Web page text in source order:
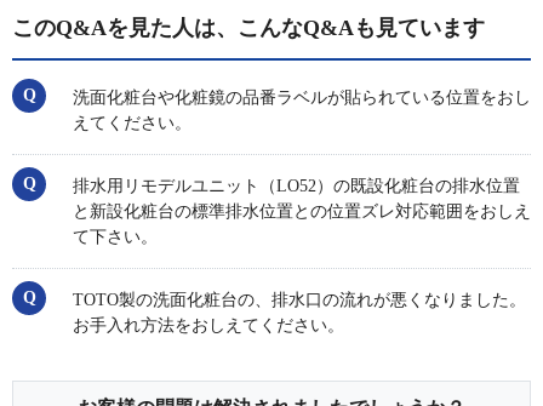
このQ&Aを見た人は、こんなQ&Aも見ています
洗面化粧台や化粧鏡の品番ラベルが貼られている位置をおし
えてください。
排水用リモデルユニット（LO52）の既設化粧台の排水位置
と新設化粧台の標準排水位置との位置ズレ対応範囲をおしえ
て下さい。
TOTO製の洗面化粧台の、排水口の流れが悪くなりました。
お手入れ方法をおしえてください。